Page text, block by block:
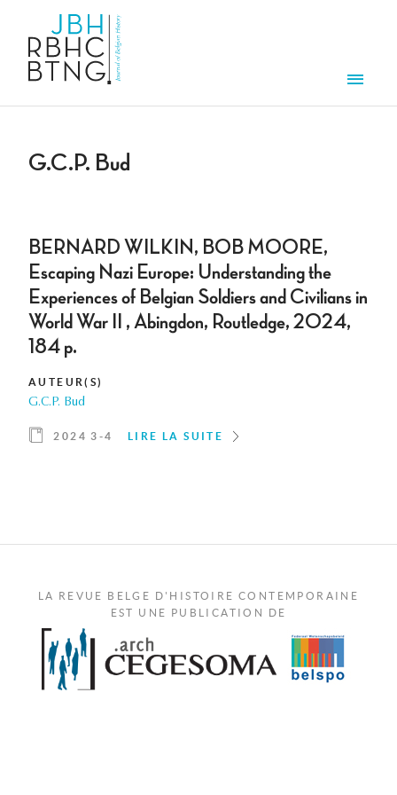
G.C.P. Bud
BERNARD WILKIN, BOB MOORE,
Escaping Nazi Europe: Understanding the
Experiences of Belgian Soldiers and Civilians in
World War II , Abingdon, Routledge, 2024,
184 p.
AUTEUR(S)
G.C.P. Bud
2024 3-4 LIRE LA SUITE
LA REVUE BELGE D'HISTOIRE CONTEMPORAINE
EST UNE PUBLICATION DE